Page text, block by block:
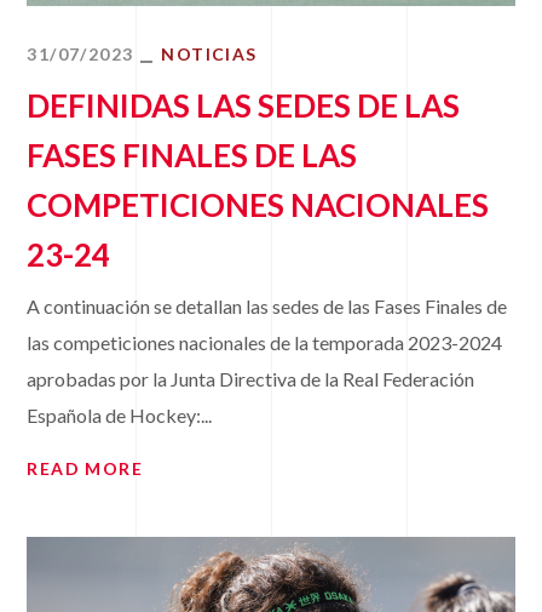
31/07/2023 NOTICIAS
DEFINIDAS LAS SEDES DE LAS
FASES FINALES DE LAS
COMPETICIONES NACIONALES
23-24
A continuación se detallan las sedes de las Fases Finales de
las competiciones nacionales de la temporada 2023-2024
aprobadas por la Junta Directiva de la Real Federación
Española de Hockey:...
READ MORE